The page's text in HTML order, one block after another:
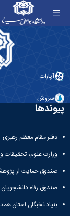
موزه
مدیریت
کارکنان
پیشین
سالن
معرفی
سالن
فضاهای
تصاویر
ارتباط
تماس
با
موزه تاریخ
تاریخ طبیعی
آپارات
سروش
پیوندها
دفتر مقام معظم رهبری
وزارت علوم، تحقیقات
صندوق حمایت از
صندوق رفاه دانشجویان
بنیاد نخبگان استان